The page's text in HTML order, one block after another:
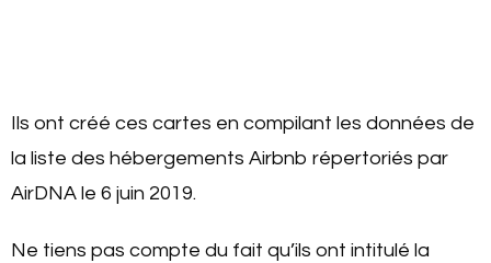
Ils ont créé ces cartes en compilant les données de
la liste des hébergements Airbnb répertoriés par
AirDNA le 6 juin 2019.
Ne tiens pas compte du fait qu’ils ont intitulé la